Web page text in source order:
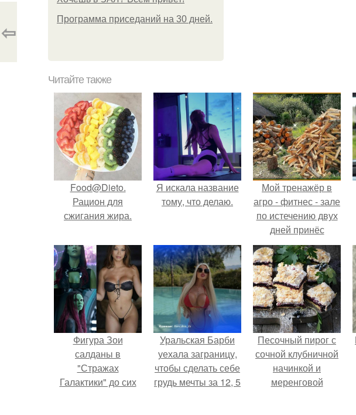
Программа приседаний на 30 дней.
⇦
Читайте также
Food@Dieto.
Рацион для
сжигания жира.
Я искала название
тому, что делаю.
Мой тренажёр в
агро - фитнес - зале
по истечению двух
дней принёс
ощутимый
результат.
Фигура Зои
салданы в
"Стражах
Галактики" до сих
Уральская Барби
уехала заграницу,
чтобы сделать себе
грудь мечты за 12, 5
Песочный пирог с
сочной клубничной
начинкой и
меренговой